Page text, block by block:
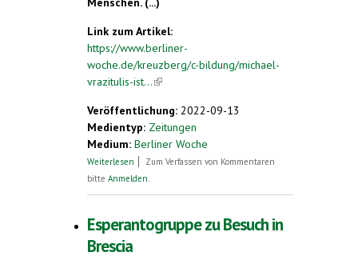
Link zum Artikel:
https://www.berliner-
woche.de/kreuzberg/c-bildung/michael-
vrazitulis-ist...(link is external)
Veröffentlichung: 2022-09-13
Medientyp: Zeitungen
Medium: Berliner Woche
Weiterlesen über Michael Vrazitulis ist Vorsitzender
Zum Verfassen von Kommentaren
bitte Anmelden.
Esperantogruppe zu Besuch in
Brescia